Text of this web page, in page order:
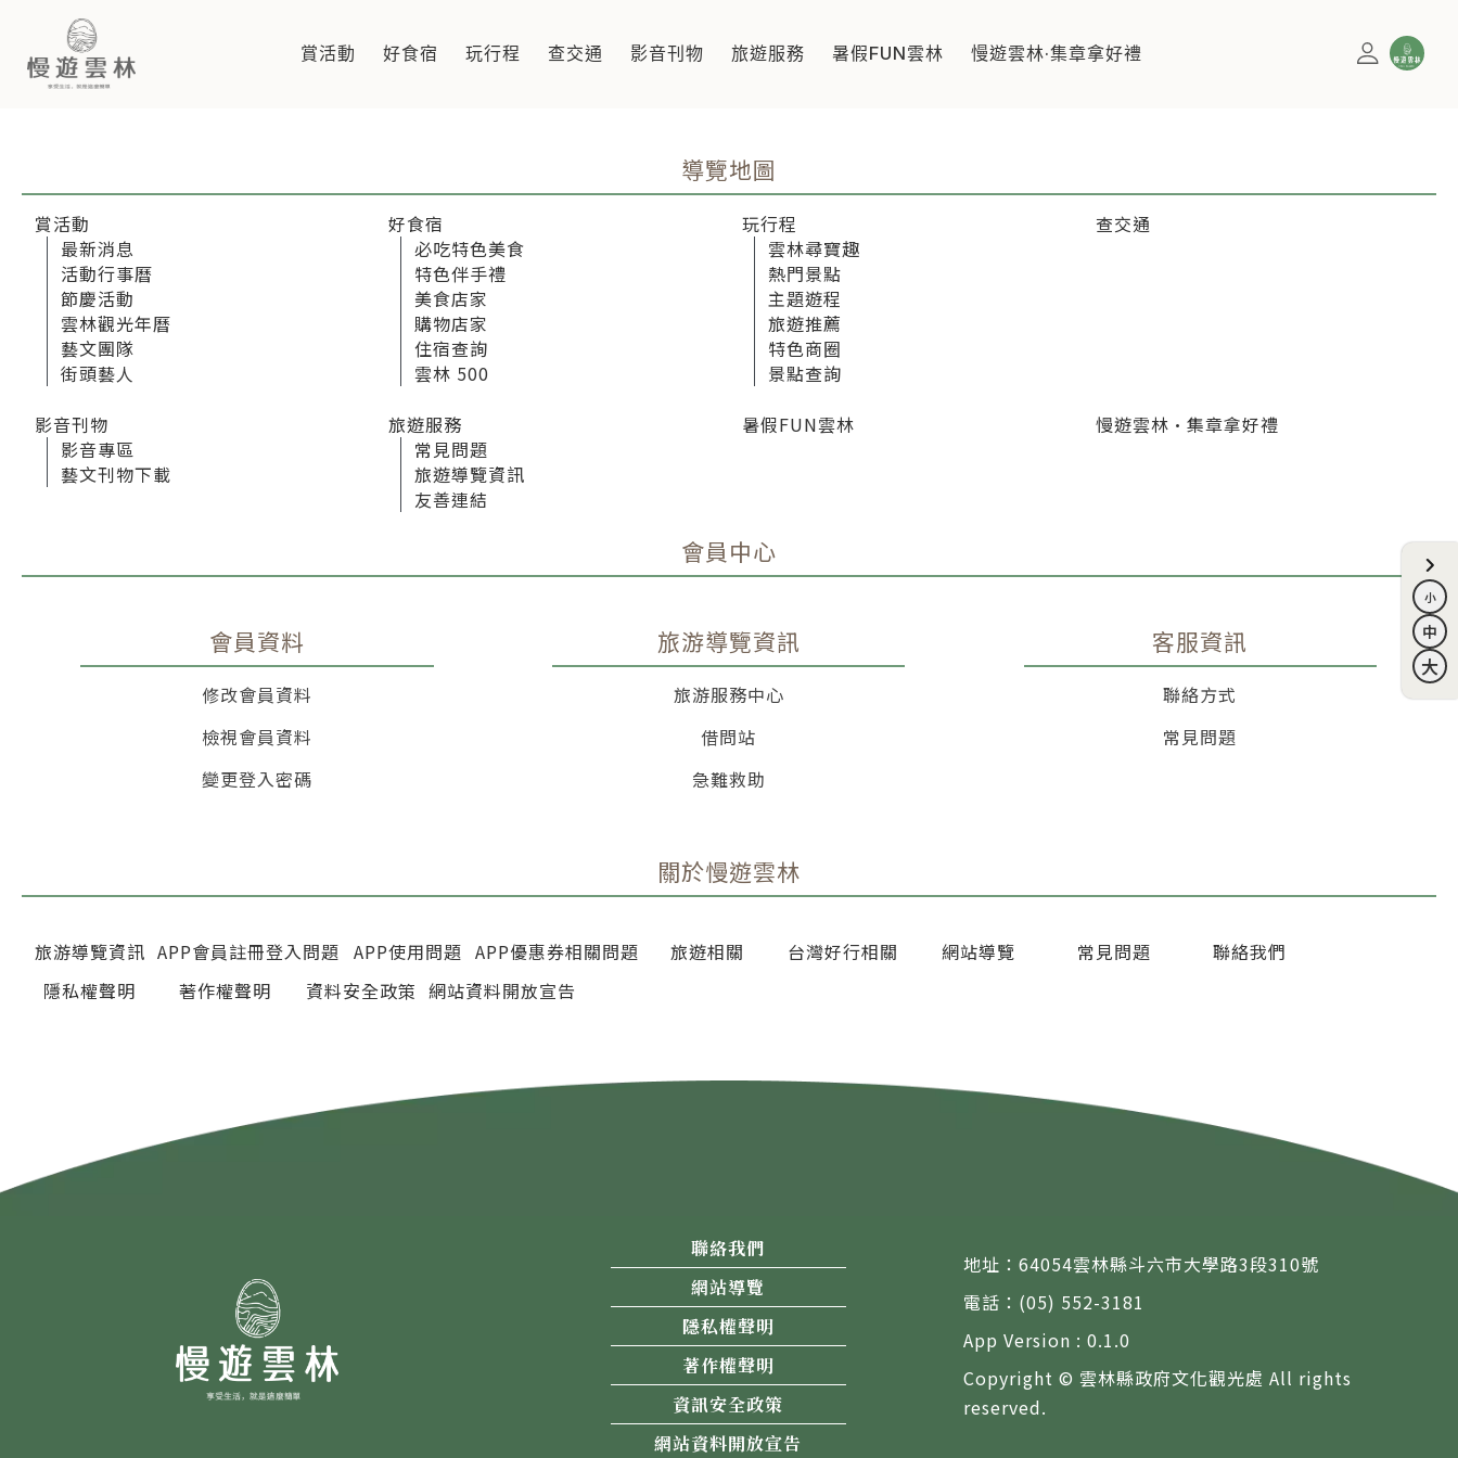
網站導覽
慢遊雲林，享受生活 就是這麼簡單
賞活動 好食宿 玩行程 查交通 影音刊物 旅遊服務 暑假FUN雲林 慢遊雲林·集章拿好禮
導覽地圖
賞活動
最新消息
活動行事曆
節慶活動
雲林觀光年曆
藝文團隊
街頭藝人
好食宿
必吃特色美食
特色伴手禮
美食店家
購物店家
住宿查詢
雲林 500
玩行程
雲林尋寶趣
熱門景點
主題遊程
旅遊推薦
特色商圈
景點查詢
查交通
影音刊物
影音專區
藝文刊物下載
旅遊服務
常見問題
旅遊導覽資訊
友善連結
暑假FUN雲林 慢遊雲林·集章拿好禮
會員中心
會員資料
修改會員資料
檢視會員資料
變更登入密碼
旅游導覽資訊
旅游服務中心
借問站
急難救助
客服資訊
聯絡方式
常見問題
關於慢遊雲林
旅游導覽資訊 APP會員註冊登入問題 APP使用問題 APP優惠券相關問題 旅遊相關 台灣好行相關 網站導覽 常見問題
聯絡我們
隱私權聲明
著作權聲明 資料安全政策 網站資料開放宣告
聯絡我們
網站導覽
隱私權聲明
著作權聲明
資訊安全政策
網站資料開放宣告
地址：64054雲林縣斗六市大學路3段310號
電話：(05) 552-3181
App Version : 0.1.0
Copyright © 雲林縣政府文化觀光處 All rights
reserved.